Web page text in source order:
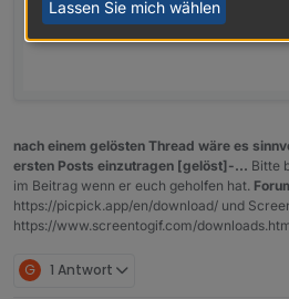
nach einem gelösten Thread wäre es
ersten Posts einzutragen [gelöst]-... Bitte
im Beitrag wenn er euch geholfen hat.
https://picpick.app/en/download/ und
https://www.screentogif.com/
G 1 Antwort
Lassen Sie mich wählen